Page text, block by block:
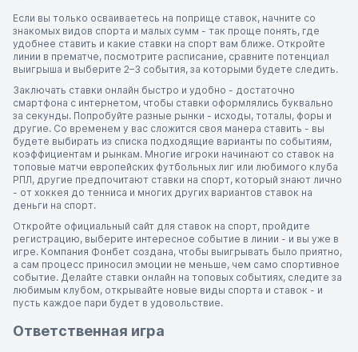
Если вы только осваиваетесь на поприще ставок, начните со
знакомых видов спорта и малых сумм - так проще понять, где
удобнее ставить и какие ставки на спорт вам ближе. Откройте
линии в прематче, посмотрите расписание, сравните потенциал
выигрыша и выберите 2–3 события, за которыми будете следить.
Заключать ставки онлайн быстро и удобно - достаточно
смартфона с интернетом, чтобы ставки оформлялись буквально
за секунды. Попробуйте разные рынки - исходы, тоталы, форы и
другие. Со временем у вас сложится своя манера ставить - вы
будете выбирать из списка подходящие варианты по событиям,
коэффициентам и рынкам. Многие игроки начинают со ставок на
топовые матчи европейских футбольных лиг или любимого клуба
РПЛ, другие предпочитают ставки на спорт, который знают лично
- от хоккея до тенниса и многих других вариантов ставок на
деньги на спорт.
Откройте официальный сайт для ставок на спорт, пройдите
регистрацию, выберите интересное событие в линии - и вы уже в
игре. Компания Фонбет создана, чтобы выигрывать было приятно,
а сам процесс приносил эмоции не меньше, чем само спортивное
событие. Делайте ставки онлайн на топовых событиях, следите за
любимым клубом, открывайте новые виды спорта и ставок - и
пусть каждое пари будет в удовольствие.
Ответственная игра